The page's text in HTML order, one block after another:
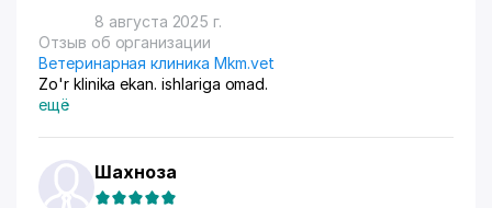
8 августа 2025 г.
Отзыв об организации
Ветеринарная клиника Mkm.vet
Zo'r klinika ekan. ishlariga omad.
ещё
Шахноза